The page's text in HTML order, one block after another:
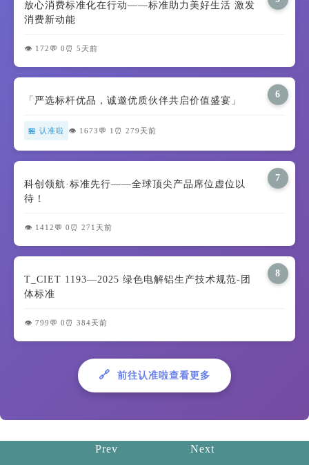
放心消费标准化在行动——标准助力美好生活 激发
消费新动能
👁️ 172 💬 0 ⏰ 5天前
6
「严选标杆优品，诚邀优质伙伴共启价值盛宴」
🏪 认准啦 👁️ 1673 💬 1 ⏰ 279天前
7
科创领航·标准先行——全球顶尖产品席位虚位以
待！
👁️ 1412 💬 0 ⏰ 271天前
8
T_CIET 1193—2025 绿色电解铝生产技术规范-团
体标准
👁️ 799 💬 0 ⏰ 384天前
🔗 前往认准啦查看更多
Prev Next